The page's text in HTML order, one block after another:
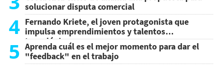
solucionar disputa comercial
4 Fernando Kriete, el joven protagonista que
impulsa emprendimientos y talentos
tecnológicos
5 Aprenda cuál es el mejor momento para dar el
"feedback" en el trabajo